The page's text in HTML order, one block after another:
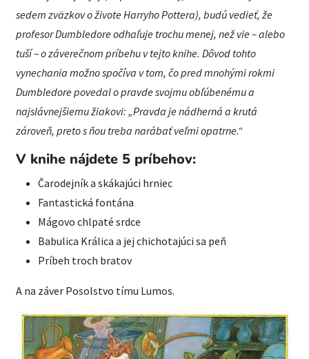
sedem zväzkov o živote Harryho Pottera), budú vedieť, že
profesor Dumbledore odhaľuje trochu menej, než vie – alebo
tuší – o záverečnom príbehu v tejto knihe. Dôvod tohto
vynechania možno spočíva v tom, čo pred mnohými rokmi
Dumbledore povedal o pravde svojmu obľúbenému a
najslávnejšiemu žiakovi: „Pravda je nádherná a krutá
zároveň, preto s ňou treba narábať veľmi opatrne.“
V knihe nájdete 5 príbehov:
Čarodejník a skákajúci hrniec
Fantastická fontána
Mágovo chlpaté srdce
Babulica Králica a jej chichotajúci sa peň
Príbeh troch bratov
A na záver Posolstvo tímu Lumos.